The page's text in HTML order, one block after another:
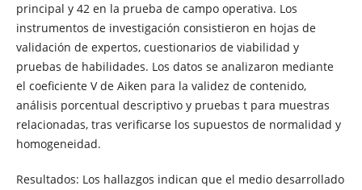
principal y 42 en la prueba de campo operativa. Los
instrumentos de investigación consistieron en hojas de
validación de expertos, cuestionarios de viabilidad y
pruebas de habilidades. Los datos se analizaron mediante
el coeficiente V de Aiken para la validez de contenido,
análisis porcentual descriptivo y pruebas t para muestras
relacionadas, tras verificarse los supuestos de normalidad y
homogeneidad.
Resultados: Los hallazgos indican que el medio desarrollado